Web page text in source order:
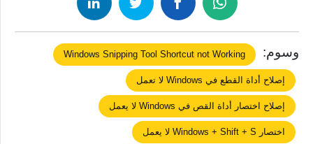
وسوم: Windows Snipping Tool Shortcut not Working
إصلاح أداة القطع في Windows لا تعمل
إصلاح اختصار أداة القص في Windows لا يعمل
اختصار Windows + Shift + S لا يعمل